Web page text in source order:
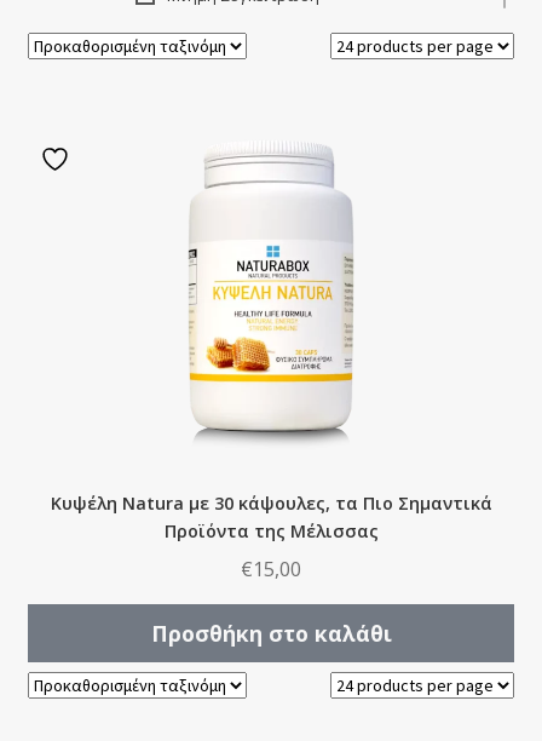
μενού
Νύχια
Νευρικό Σύστημα
Κυψέλη Natura με 30 κάψουλες, τα Πιο Σημαντικά
Προϊόντα της Μέλισσας
€15,00
Προσθήκη στο καλάθι